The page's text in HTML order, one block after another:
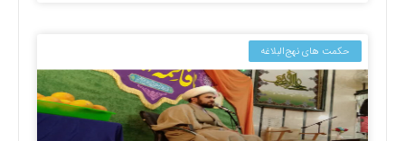
حکمت های نهج‌البلاغه